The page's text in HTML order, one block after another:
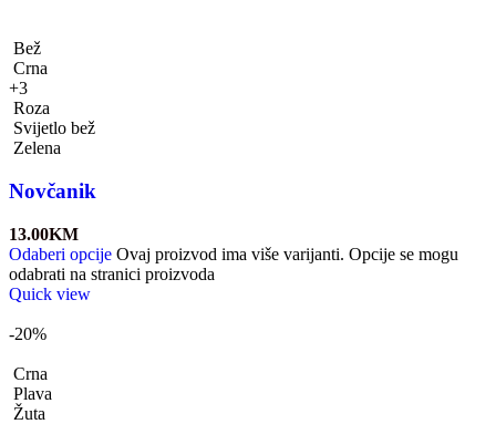
Bež
Crna
+3
Roza
Svijetlo bež
Zelena
Novčanik
13.00KM
Odaberi opcije Ovaj proizvod ima više varijanti. Opcije se mogu
odabrati na stranici proizvoda
Quick view
-20%
Crna
Plava
Žuta